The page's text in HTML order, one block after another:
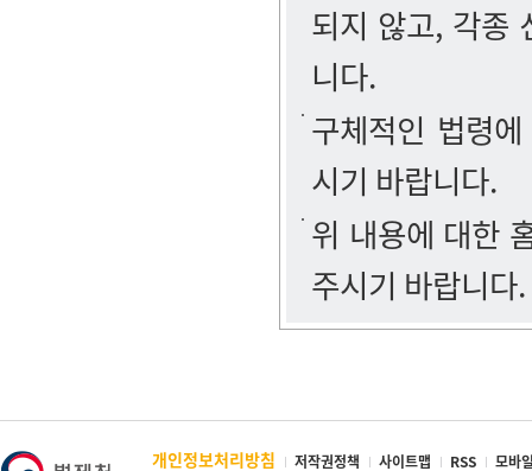
되지 않고, 각종
니다.
구체적인 법령
시기 바랍니다.
위 내용에 대한
주시기 바랍니다.
개인정보처리방침 저작권정책 사이트맵 RSS 모바